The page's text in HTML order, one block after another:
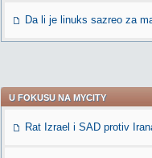
Da li je linuks sazreo za
U FOKUSU NA MYCITY
Rat Izrael i SAD protiv